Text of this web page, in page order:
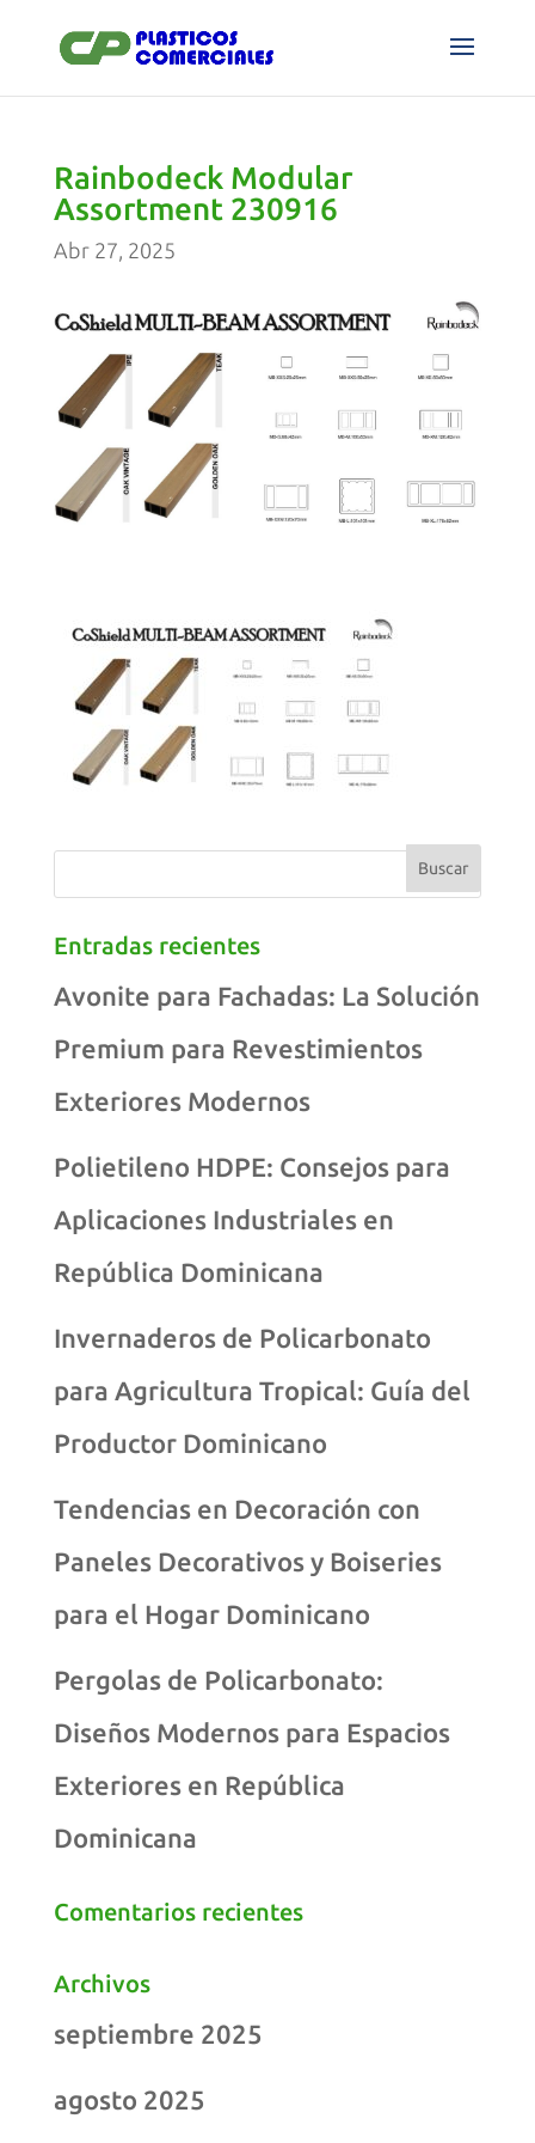
Rainbodeck Modular
Assortment 230916
Abr 27, 2025
Entradas recientes
Avonite para Fachadas: La Solución
Premium para Revestimientos
Exteriores Modernos
Polietileno HDPE: Consejos para
Aplicaciones Industriales en
República Dominicana
Invernaderos de Policarbonato
para Agricultura Tropical: Guía del
Productor Dominicano
Tendencias en Decoración con
Paneles Decorativos y Boiseries
para el Hogar Dominicano
Pergolas de Policarbonato:
Diseños Modernos para Espacios
Exteriores en República
Dominicana
Comentarios recientes
Archivos
septiembre 2025
agosto 2025